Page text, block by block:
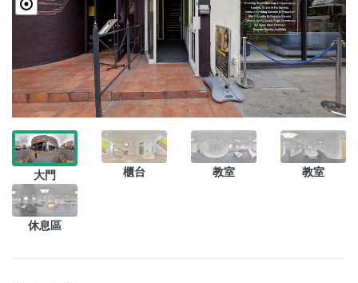
大門 櫃台 教室 教室
休息區